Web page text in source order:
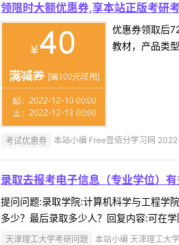
领限时大额优惠券,享本站正版考研
优惠券领取后
教材，产品类
考试优惠券 本站小编 Free壹佰分学习网
录取去报考电子信息（专业学位）
提问问题:录取学院:计算机科学与工程学
多少？最后录取多少人？回复内容:可在
天津理工大学考研问题 本站小编 天津理工大